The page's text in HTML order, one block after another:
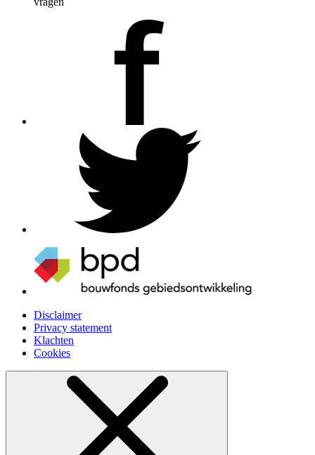
Disclaimer
Privacy statement
Klachten
Cookies